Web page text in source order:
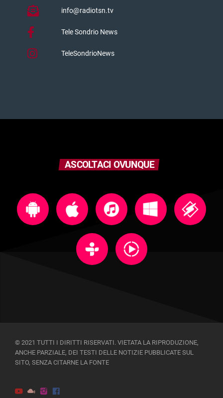
info@radiotsn.tv
Tele Sondrio News
TeleSondrioNews
ASCOLTACI OVUNQUE
© 2021 TUTTI I DIRITTI RISERVATI. VIETATA LA RIPRODUZIONE,
ANCHE PARZIALE, DEI TESTI DELLE NOTIZIE PUBBLICATE SUL
SITO, SENZA CITARNE LA FONTE